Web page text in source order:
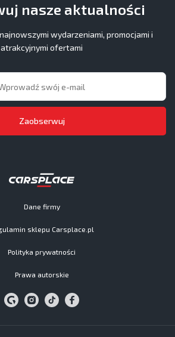
Dane firmy
sklepu Carsplace.pl
Polityka prywatności
Prawa autorskie
nasze aktualności
wydarzeniami, promocjami i
atrakcyjnymi ofertami
Zaobserwuj